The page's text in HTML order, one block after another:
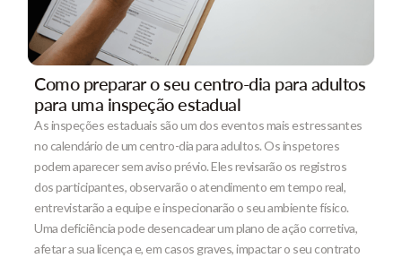
Como preparar o seu centro-dia para adultos
para uma inspeção estadual
As inspeções estaduais são um dos eventos mais estressantes
no calendário de um centro-dia para adultos. Os inspetores
podem aparecer sem aviso prévio. Eles revisarão os registros
dos participantes, observarão o atendimento em tempo real,
entrevistarão a equipe e inspecionarão o seu ambiente físico.
Uma deficiência pode desencadear um plano de ação corretiva,
afetar a sua licença e, em casos graves, impactar o seu contrato